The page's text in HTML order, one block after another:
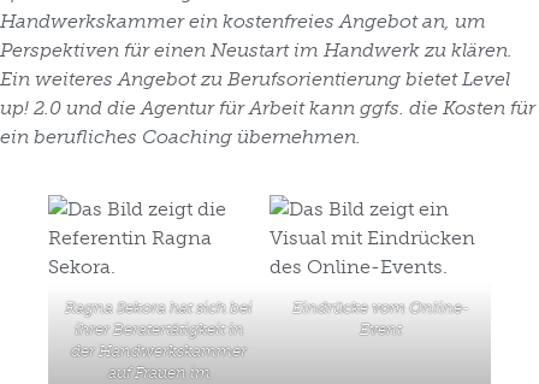
Handwerkskammer ein kostenfreies Angebot an, um
Perspektiven für einen Neustart im Handwerk zu klären.
Ein weiteres Angebot zu Berufsorientierung bietet Level
up! 2.0 und die Agentur für Arbeit kann ggfs. die Kosten für
ein berufliches Coaching übernehmen.
Ragna Sekora hat sich bei
ihrer Beratertätigkeit in
der Handwerkskammer
auf Frauen im
Eindrücke vom Online-
Event